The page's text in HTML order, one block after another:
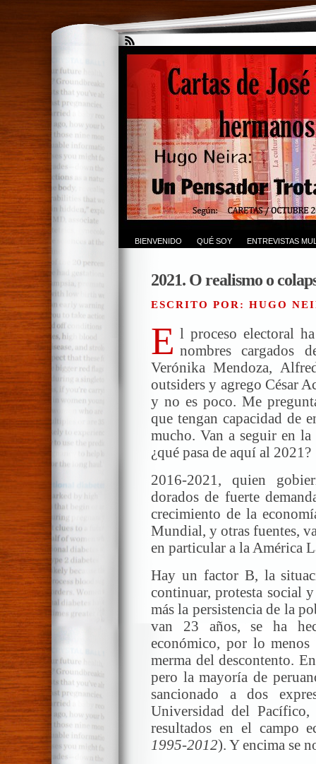
BIENVENIDO QUÉ SOY ENTREVISTAS
2021. O realismo o
ESCRITO POR: HUGO
E l proceso electoral
nombres cargados
Verónika Mendoza,
outsiders y agrego César
y no es poco. Me
que tengan capacidad de
mucho. Van a seguir en la
¿qué pasa de aquí al 2021?
2016-2021, quien
dorados de fuerte
crecimiento de la
Mundial, y otras fuentes,
en particular a la América
Hay un factor B, la
continuar, protesta social
más la persistencia de la
van 23 años, se ha
económico, por lo menos
merma del descontento.
pero la mayoría de
sancionado a dos
Universidad del Pacífico,
resultados en el campo
1995-2012). Y encima se